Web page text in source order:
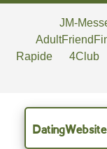
JM-
Rapide
4Club